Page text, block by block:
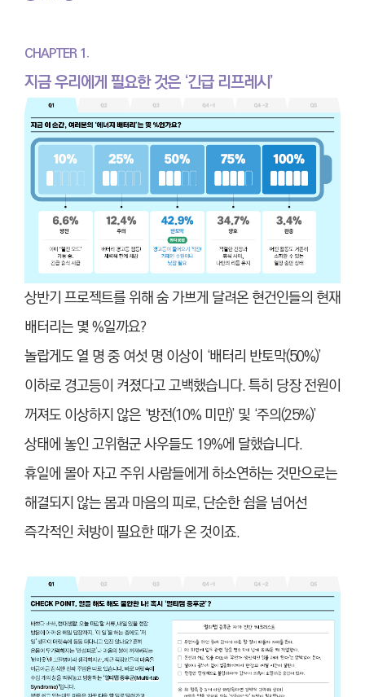
CHAPTER 1.
지금 우리에게 필요한 것은 ‘긴급 리프레시’
상반기 프로젝트를 위해 숨 가쁘게 달려온 현건인들의 현재
배터리는 몇 %일까요?
놀랍게도 열 명 중 여섯 명 이상이 ‘배터리 반토막(50%)’
이하로 경고등이 켜졌다고 고백했습니다. 특히 당장 전원이
꺼져도 이상하지 않은 ‘방전(10% 미만)’ 및 ‘주의(25%)’
상태에 놓인 고위험군 사우들도 19%에 달했습니다.
휴일에 몰아 자고 주위 사람들에게 하소연하는 것만으로는
해결되지 않는 몸과 마음의 피로, 단순한 쉼을 넘어선
즉각적인 처방이 필요한 때가 온 것이죠.